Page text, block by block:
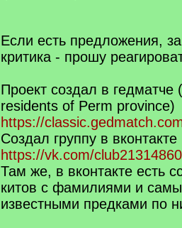
Если есть предложения,
критика - прошу
Проект создал в гедматче
residents of Perm province)
https://
Создал группу в вконтакте
https://vk.com/
Там же, в вконтакте есть
китов с фамилиями и
известными предками по